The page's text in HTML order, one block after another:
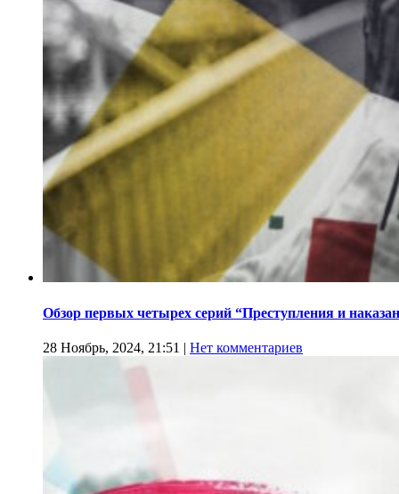
Обзор первых четырех серий “Преступления и
28 Ноябрь, 2024, 21:51 | Нет комментариев